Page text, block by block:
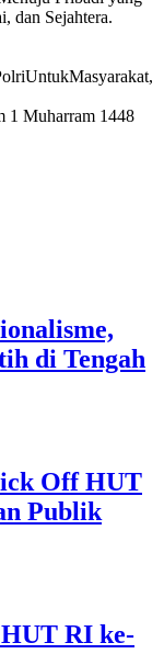
di Tengah
Off HUT
Publik
RI ke-